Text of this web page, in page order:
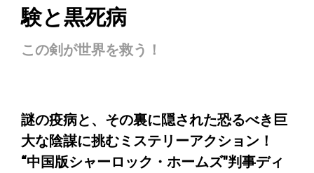
験と黒死病
この剣が世界を救う！
謎の疫病と、その裏に隠された恐るべき巨
大な陰謀に挑むミステリーアクション！
“中国版シャーロック・ホームズ"判事ディ